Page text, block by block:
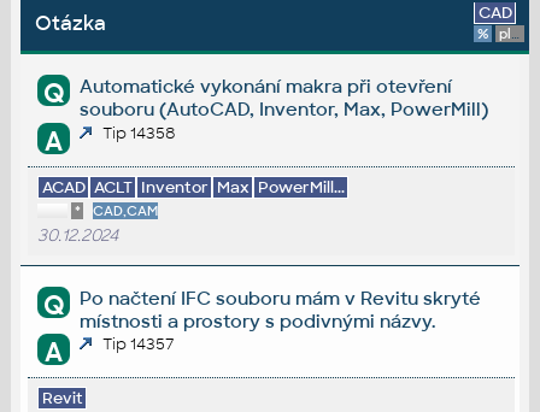
Otázka CAD
% platforma
Q
Automatické vykonání makra při otevření
souboru (AutoCAD, Inventor, Max, PowerMill)
A Tip 14358
ACAD ACLT Inventor Max PowerMill...
* CAD,CAM
30.12.2024
Q
Po načtení IFC souboru mám v Revitu skryté
místnosti a prostory s podivnými názvy.
A Tip 14357
Revit